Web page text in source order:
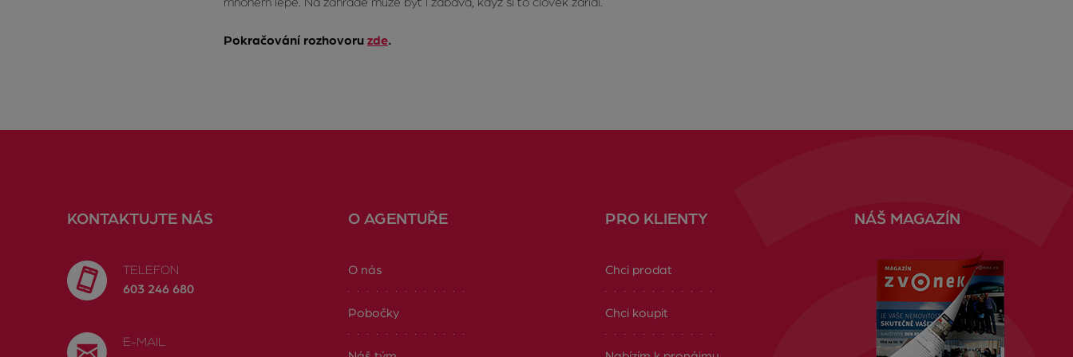
mnohém lépe. Na zahradě může být i zábava, když si to člověk zařídí.
Pokračování rozhovoru zde.
KONTAKTUJTE NÁS
TELEFON
603 246 680
E-MAIL
O AGENTUŘE
O nás
Pobočky
PRO KLIENTY
Chci prodat
Chci koupit
NÁŠ MAGAZÍN